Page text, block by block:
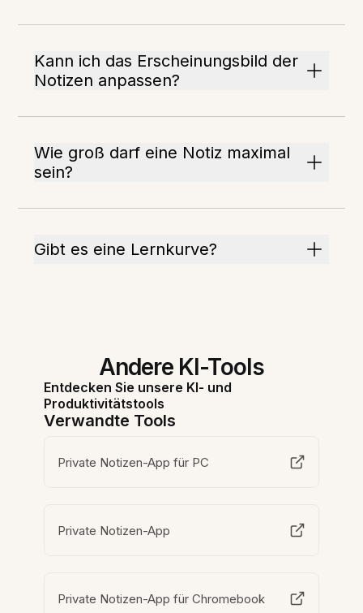
Kann ich das Erscheinungsbild der
Notizen anpassen?
Wie groß darf eine Notiz maximal
sein?
Gibt es eine Lernkurve?
Andere KI-Tools
Entdecken Sie unsere KI- und
Produktivitätstools
Verwandte Tools
Private Notizen-App für PC
Private Notizen-App
Private Notizen-App für Chromebook